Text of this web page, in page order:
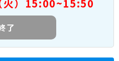
火）15:00~15:50
了